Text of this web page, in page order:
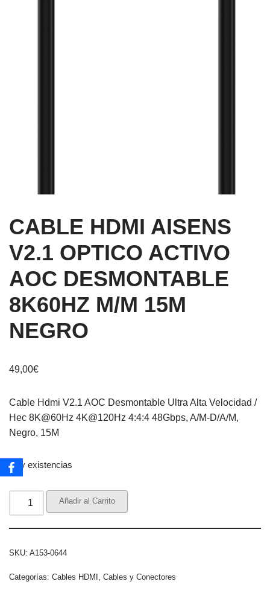
CABLE HDMI AISENS
V2.1 OPTICO ACTIVO
AOC DESMONTABLE
8K60HZ M/M 15M
NEGRO
49,00€
Cable Hdmi V2.1 AOC Desmontable Ultra Alta Velocidad /
Hec 8K@60Hz 4K@120Hz 4:4:4 48Gbps, A/M-D/A/M,
Negro, 15M
Hay existencias
Añadir al Carrito
SKU: A153-0644
Categorías: Cables HDMI , Cables y Conectores